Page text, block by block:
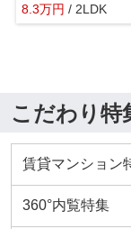
8.3万円 / 2LDK
こだわり特
賃貸マンション
360°内覧特集